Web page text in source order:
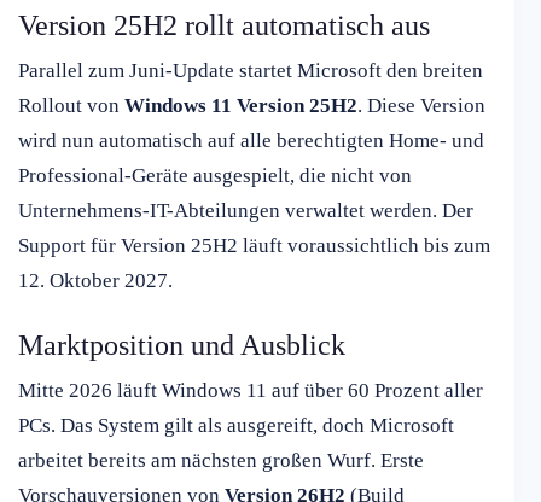
Version 25H2 rollt automatisch aus
Parallel zum Juni-Update startet Microsoft den breiten
Rollout von Windows 11 Version 25H2. Diese Version
wird nun automatisch auf alle berechtigten Home- und
Professional-Geräte ausgespielt, die nicht von
Unternehmens-IT-Abteilungen verwaltet werden. Der
Support für Version 25H2 läuft voraussichtlich bis zum
12. Oktober 2027.
Marktposition und Ausblick
Mitte 2026 läuft Windows 11 auf über 60 Prozent aller
PCs. Das System gilt als ausgereift, doch Microsoft
arbeitet bereits am nächsten großen Wurf. Erste
Vorschauversionen von Version 26H2 (Build